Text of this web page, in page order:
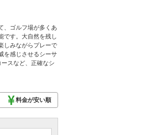
、ゴルフ場が多くあ
です。大自然を残し
しみながらプレーで
を感じさせるシーサ
スなど、正確なシ
料金が安い順